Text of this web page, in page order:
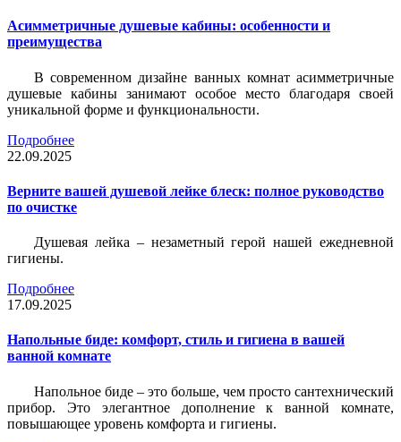
Асимметричные душевые кабины: особенности и
преимущества
В современном дизайне ванных комнат асимметричные
душевые кабины занимают особое место благодаря своей
уникальной форме и функциональности.
Подробнее
22.09.2025
Верните вашей душевой лейке блеск: полное руководство
по очистке
Душевая лейка – незаметный герой нашей ежедневной
гигиены.
Подробнее
17.09.2025
Напольные биде: комфорт, стиль и гигиена в вашей
ванной комнате
Напольное биде – это больше, чем просто сантехнический
прибор. Это элегантное дополнение к ванной комнате,
повышающее уровень комфорта и гигиены.